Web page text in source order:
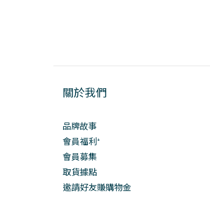
關於我們
品牌故事
會員福利⁺
會員募集
取貨據點
邀請好友賺購物金